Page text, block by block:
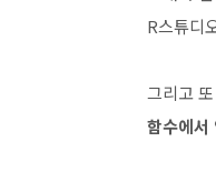
R스튜디
그리고
함수에서